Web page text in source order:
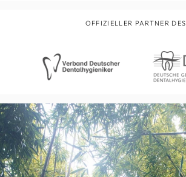
OFFIZIELLER PARTNER DES